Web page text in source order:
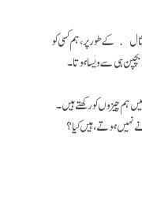
مثال کے طور پر، ہم کسی کو
بچپن ہی سے ویسا ہوتا۔
ہم چیزوں کو رکھتے ہیں۔
ہوتے، ہیں کیا؟